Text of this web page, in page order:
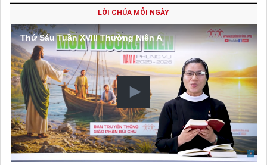
LỜI CHÚA MỖI NGÀY
Thứ Sáu Tuần XVIII Thường Niên A